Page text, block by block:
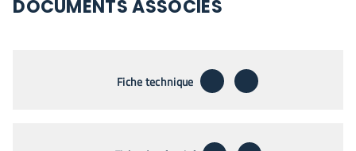
DOCUMENTS ASSOCIÉS
Fiche technique téléchargerenvoyer par